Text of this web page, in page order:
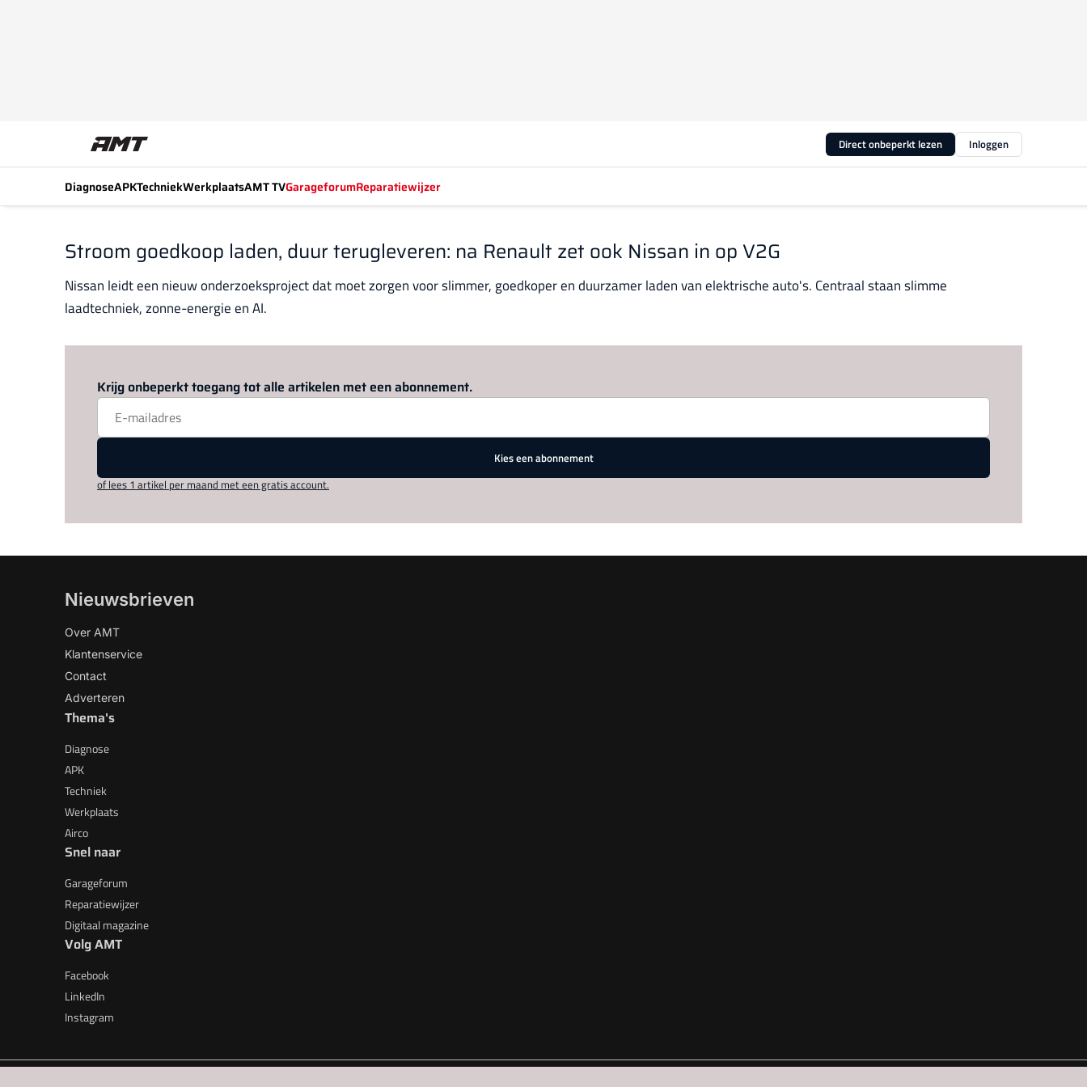
Direct onbeperkt lezen Inloggen
DiagnoseAPKTechniekWerkplaatsAMT TVGarageforumReparatiewijzer
Stroom goedkoop laden, duur terugleveren: na Renault zet ook Nissan in op V2G
Nissan leidt een nieuw onderzoeksproject dat moet zorgen voor slimmer, goedkoper en duurzamer laden van elektrische auto's. Centraal staan slimme
laadtechniek, zonne-energie en AI.
Krijg onbeperkt toegang tot alle artikelen met een abonnement.
Kies een abonnement
of lees 1 artikel per maand met een gratis account.
Nieuwsbrieven
Over AMT
Klantenservice
Contact
Adverteren
Thema's
Diagnose
APK
Techniek
Werkplaats
Airco
Snel naar
Garageforum
Reparatiewijzer
Digitaal magazine
Volg AMT
Facebook
LinkedIn
Instagram